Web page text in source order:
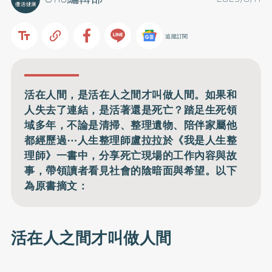
追蹤訂閱
活在人間，是活在人之間才叫做人間。如果和
人失去了連結，是活著還是死亡？踏足生死領
域多年，不論是清掃、整理遺物、陪伴家屬他
都經歷過⋯人生整理師盧拉拉於《我是人生整
理師》一書中，分享死亡現場的工作內容與故
事，帶領讀者看見社會的陰暗面與希望。以下
為原書摘文：
活在人之間才叫做人間